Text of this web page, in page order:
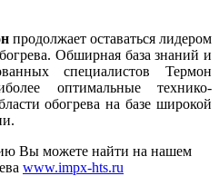
продолжает оставаться лидером
Обширная база знаний и
специалистов Термон
оптимальные технико-
обогрева на базе широкой
Вы можете найти на нашем
www.impx-hts.ru